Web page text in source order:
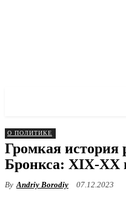
О ПОЛИТИКЕ
Громкая
Бронкса: ХІХ-ХХ
By Andriy Borodiy 07.12.2023